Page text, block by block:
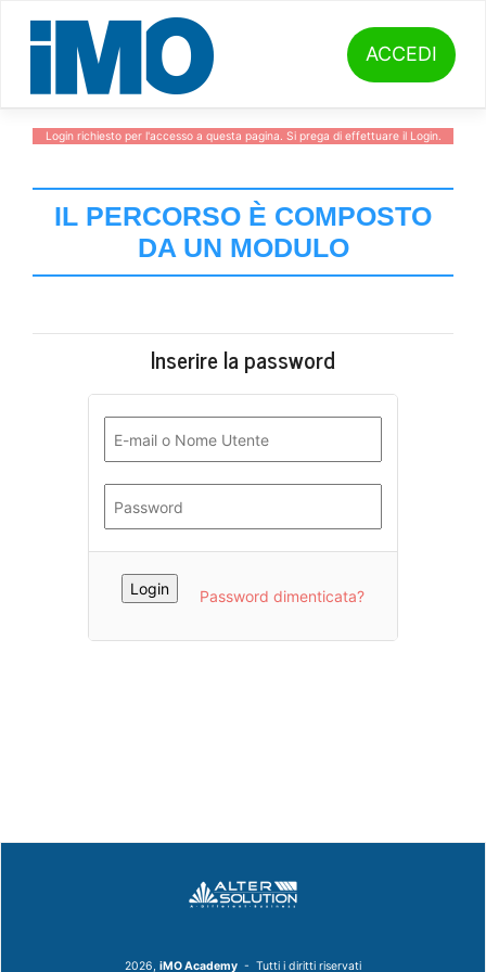
content
ACCEDI
Login richiesto per l'accesso a questa pagina. Si prega di effettuare il Login.
IL PERCORSO È COMPOSTO
DA UN MODULO
Inserire la password
Password dimenticata?
2026, iMO Academy - Tutti i diritti riservati